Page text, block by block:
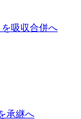
吸収合併へ
承継へ